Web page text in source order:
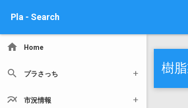
Pla - Search
home Home
search プラさっち
multiline_chart 市況情報
樹